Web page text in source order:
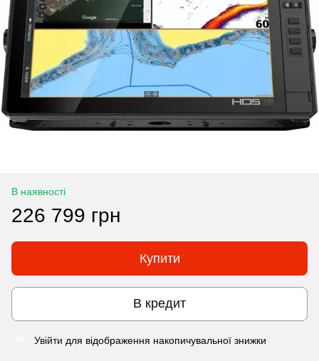
В наявності
226 799 грн
Купити
В кредит
Увійти для відображення накопичувальної знижки